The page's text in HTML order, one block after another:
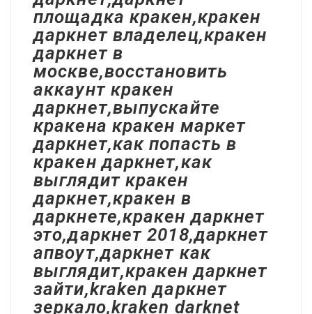
площадка кракен,кракен
даркнет владелец,кракен
даркнет в
москве,восстановить
аккаунт кракен
даркнет,выпускайте
кракена кракен маркет
даркнет,как попасть в
кракен даркнет,как
выглядит кракен
даркнет,кракен в
даркнете,кракен даркнет
это,даркнет 2018,даркнет
апвоут,даркнет как
выглядит,кракен даркнет
зайти,kraken даркнет
зеркало,kraken darknet